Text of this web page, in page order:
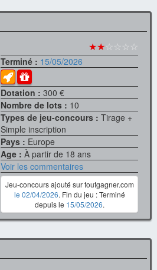
★★☆☆☆☆
Terminé : 15/05/2026
Dotation :300 €
Nombre de lots : 10
Types de jeu-concours :Tirage +
Simple inscription
Pays : Europe
Age :À partir de 18 ans
Voir les commentaires
Jeu-concours ajouté sur toutgagner.com
le 02/04/2026. Fin du jeu : Terminé
depuis le 15/05/2026.